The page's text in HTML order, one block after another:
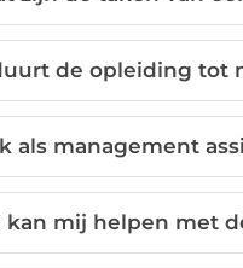
de opleiding tot
als management
kan mij helpen met